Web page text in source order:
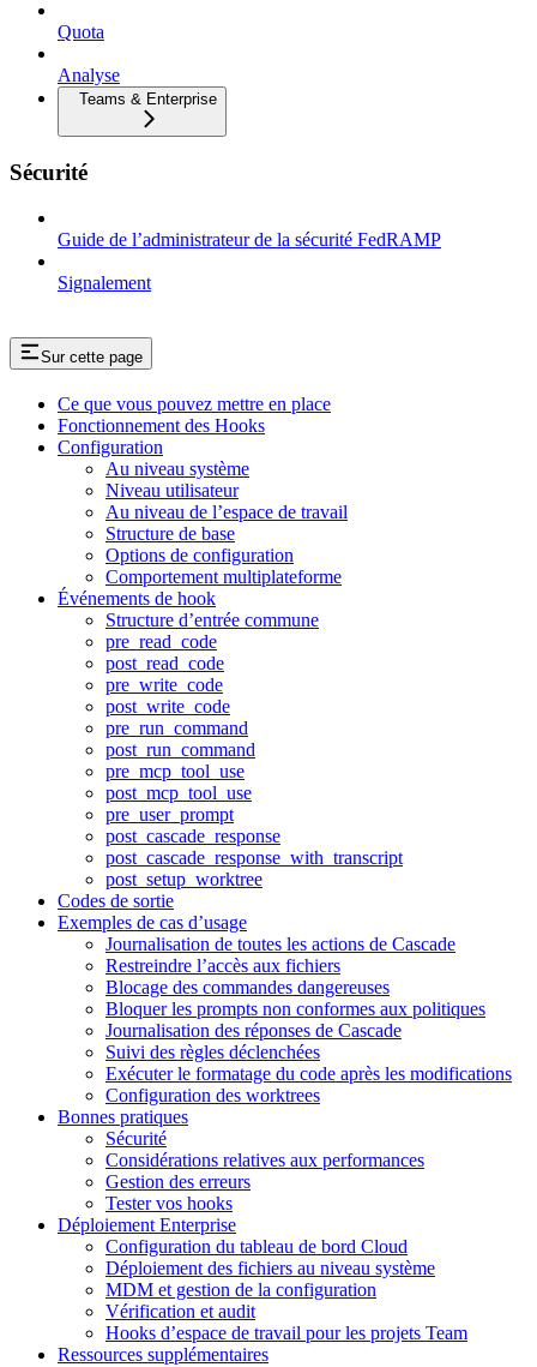
Quota
Analyse
Teams & Enterprise
Sécurité
Guide de l’administrateur de la sécurité FedRAMP
Signalement
Sur cette page
Ce que vous pouvez mettre en place
Fonctionnement des Hooks
Configuration
Au niveau système
Niveau utilisateur
Au niveau de l’espace de travail
Structure de base
Options de configuration
Comportement multiplateforme
Événements de hook
Structure d’entrée commune
pre_read_code
post_read_code
pre_write_code
post_write_code
pre_run_command
post_run_command
pre_mcp_tool_use
post_mcp_tool_use
pre_user_prompt
post_cascade_response
post_cascade_response_with_transcript
post_setup_worktree
Codes de sortie
Exemples de cas d’usage
Journalisation de toutes les actions de Cascade
Restreindre l’accès aux fichiers
Blocage des commandes dangereuses
Bloquer les prompts non conformes aux politiques
Journalisation des réponses de Cascade
Suivi des règles déclenchées
Exécuter le formatage du code après les modifications
Configuration des worktrees
Bonnes pratiques
Sécurité
Considérations relatives aux performances
Gestion des erreurs
Tester vos hooks
Déploiement Enterprise
Configuration du tableau de bord Cloud
Déploiement des fichiers au niveau système
MDM et gestion de la configuration
Vérification et audit
Hooks d’espace de travail pour les projets Team
Ressources supplémentaires